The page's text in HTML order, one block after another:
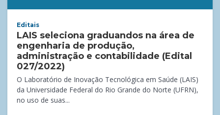
Editais
LAIS seleciona graduandos na área de
engenharia de produção,
administração e contabilidade (Edital
027/2022)
O Laboratório de Inovação Tecnológica em Saúde (LAIS)
da Universidade Federal do Rio Grande do Norte (UFRN),
no uso de suas...